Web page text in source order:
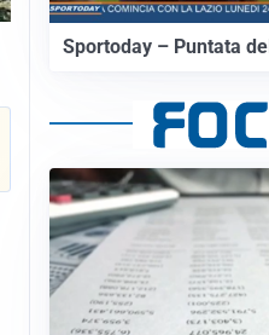
Sportoday – Puntata